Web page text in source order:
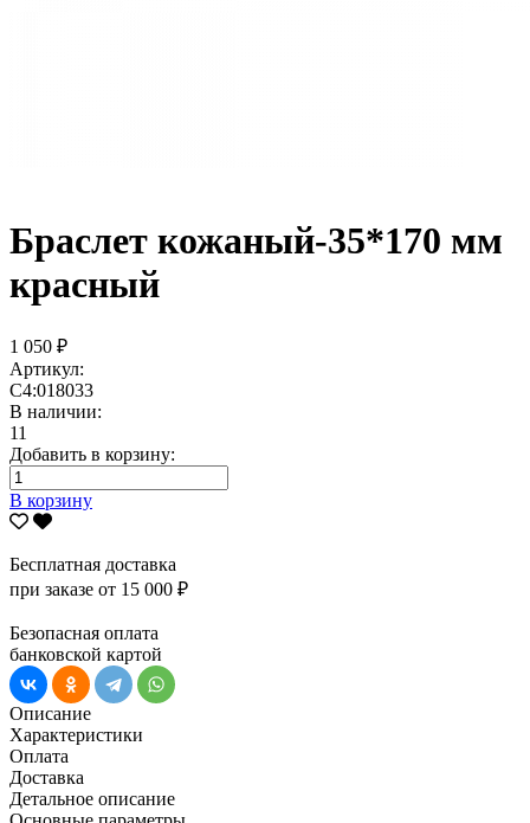
Браслет кожаный-35*170 мм
красный
1 050 ₽
Артикул:
С4:018033
В наличии:
11
Добавить в корзину:
В корзину
Бесплатная доставка
при заказе от 15 000 ₽
Безопасная оплата
банковской картой
Описание
Характеристики
Оплата
Доставка
Детальное описание